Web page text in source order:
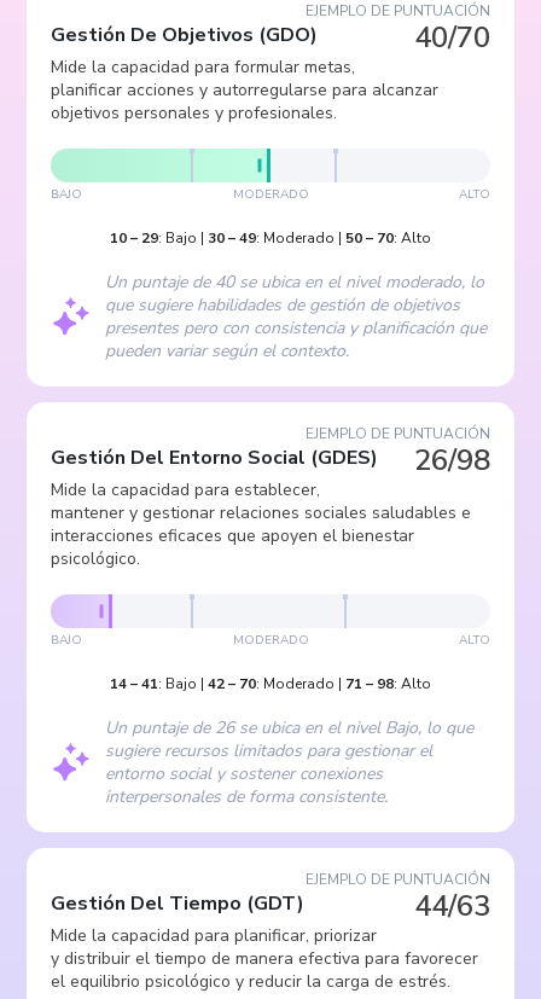
EJEMPLO DE PUNTUACIÓN
40/70
Gestión De Objetivos (GDO)
Mide la capacidad para formular metas,
planificar acciones y autorregularse para alcanzar
objetivos personales y profesionales.
BAJO MODERADO ALTO
10– 29: Bajo | 30–49: Moderado | 50– 70: Alto
Un puntaje de 40 se ubica en el nivel moderado, lo
que sugiere habilidades de gestión de objetivos
presentes pero con consistencia y planificación que
pueden variar según el contexto.
EJEMPLO DE PUNTUACIÓN
26/98
Gestión Del Entorno Social (GDES)
Mide la capacidad para establecer,
mantener y gestionar relaciones sociales saludables e
interacciones eficaces que apoyen el bienestar
psicológico.
BAJO MODERADO ALTO
14–41: Bajo | 42– 70: Moderado | 71 – 98: Alto
Un puntaje de 26 se ubica en el nivel Bajo, lo que
sugiere recursos limitados para gestionar el
entorno social y sostener conexiones
interpersonales de forma consistente.
EJEMPLO DE PUNTUACIÓN
44/63
Gestión Del Tiempo (GDT)
Mide la capacidad para planificar, priorizar
y distribuir el tiempo de manera efectiva para favorecer
el equilibrio psicológico y reducir la carga de estrés.